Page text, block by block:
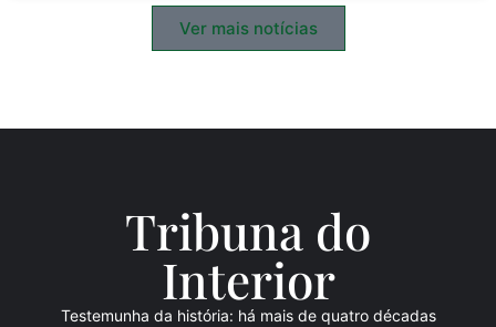
Ver mais notícias
Tribuna do
Interior
Testemunha da história: há mais de quatro décadas